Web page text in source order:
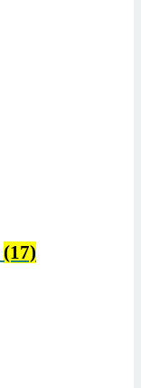
(17)